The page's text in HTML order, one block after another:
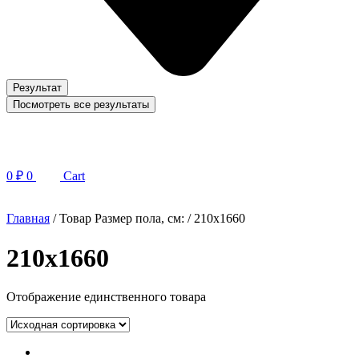
Результат
Посмотреть все результаты
0 ₽ 0 Cart
Главная / Товар Размер пола, см: / 210x1660
210x1660
Отображение единственного товара